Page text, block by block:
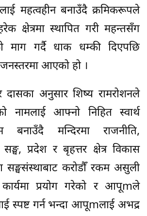
महत्वहीन बनाउँदै क्रमिकरूपले
क्षेत्रमा स्थापित गरी महन्तसँग
माग गर्दै धाक धम्की दिएपछि
जनस्तरमा आएको हो ।
दासका अनुसार शिष्य रामरोशनले
नामलाई आफ्नो निहित स्वार्थ
बनाउँदै मन्दिरमा राजनीति,
प्रदेश र बृहत्तर क्षेत्र विकास
सङ्घसंस्थाबाट करोडौँ रकम असुली
प्रयोग गरेको र आपूmले
स्पष्ट गर्न भन्दा आपूmलाई अभद्र